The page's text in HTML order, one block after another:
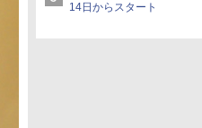
14日からスタート